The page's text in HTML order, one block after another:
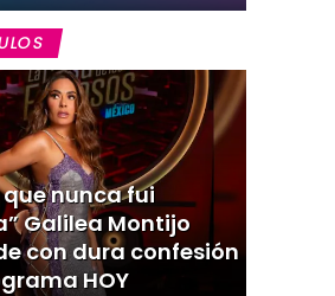
que nunca fui
Galilea Montijo
con dura confesión
HOY